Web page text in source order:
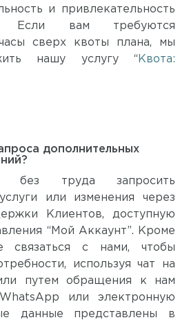
и привлекательность
Если вам требуются
сверх квоты плана, мы
нашу услугу “ Квота:
дополнительных
без труда запросить
или изменения через
Клиентов, доступную
“Мой Аккаунт”. Кроме
связаться с нами, чтобы
используя чат на
путем обращения к нам
или электронную
данные представлены в